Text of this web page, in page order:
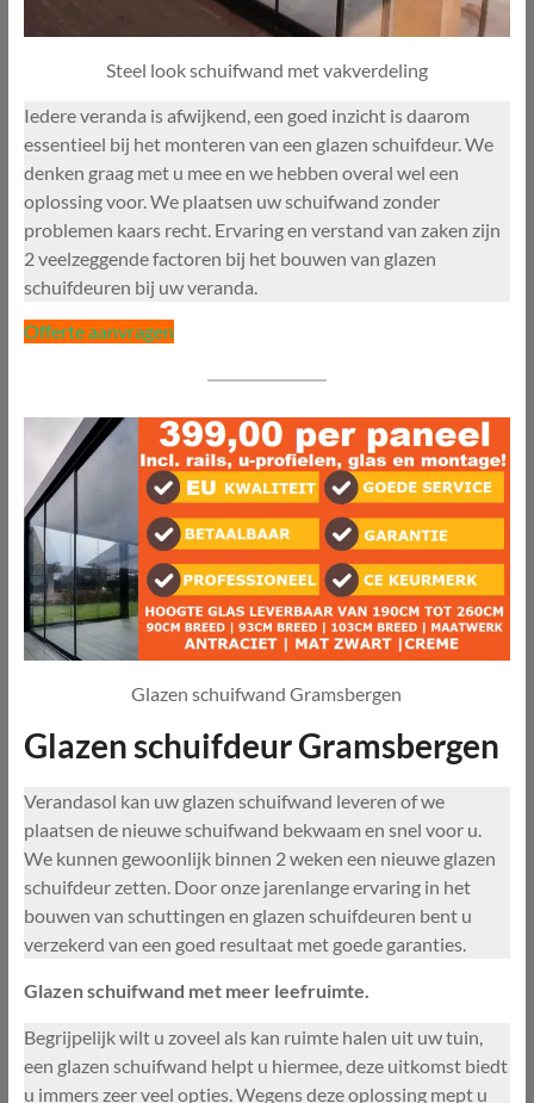
Steel look schuifwand met vakverdeling
Iedere veranda is afwijkend, een goed inzicht is daarom
essentieel bij het monteren van een glazen schuifdeur. We
denken graag met u mee en we hebben overal wel een
oplossing voor. We plaatsen uw schuifwand zonder
problemen kaars recht. Ervaring en verstand van zaken zijn
2 veelzeggende factoren bij het bouwen van glazen
schuifdeuren bij uw veranda.
Offerte aanvragen
Glazen schuifwand Gramsbergen
Glazen schuifdeur Gramsbergen
Verandasol kan uw glazen schuifwand leveren of we
plaatsen de nieuwe schuifwand bekwaam en snel voor u.
We kunnen gewoonlijk binnen 2 weken een nieuwe glazen
schuifdeur zetten. Door onze jarenlange ervaring in het
bouwen van schuttingen en glazen schuifdeuren bent u
verzekerd van een goed resultaat met goede garanties.
Glazen schuifwand met meer leefruimte.
Begrijpelijk wilt u zoveel als kan ruimte halen uit uw tuin,
een glazen schuifwand helpt u hiermee, deze uitkomst biedt
u immers zeer veel opties. Wegens deze oplossing mept u